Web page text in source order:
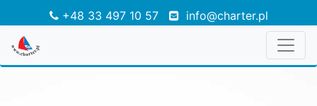
+48 33 497 10 57 info@charter.pl